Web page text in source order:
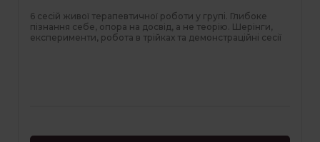
6 сесій живої терапевтичної роботи у групі. Глибоке
пізнання себе, опора на досвід, а не теорію. Шерінги,
експерименти, робота в трійках та демонстраційні сесії